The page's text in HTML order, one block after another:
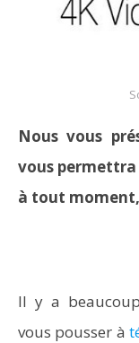
Nous vous
vous permettra
à tout
Il y a
vous pousser à